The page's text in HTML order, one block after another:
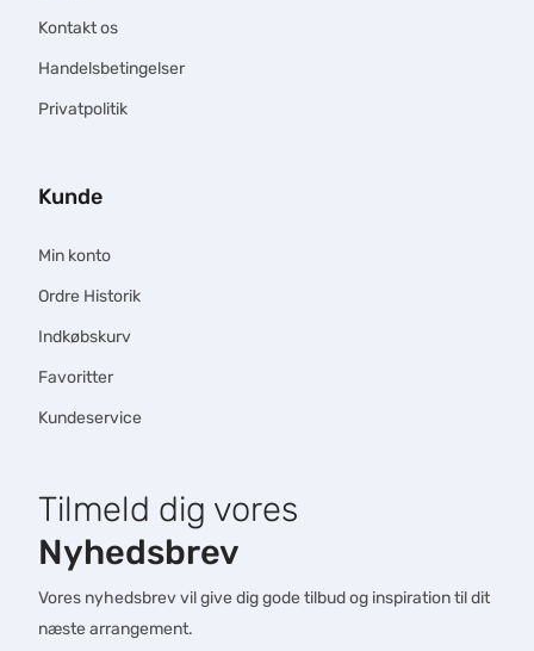
Kontakt os
Handelsbetingelser
Privatpolitik
Kunde
Min konto
Ordre Historik
Indkøbskurv
Favoritter
Kundeservice
Tilmeld dig vores
Nyhedsbrev
Vores nyhedsbrev vil give dig gode tilbud og inspiration til dit
næste arrangement.